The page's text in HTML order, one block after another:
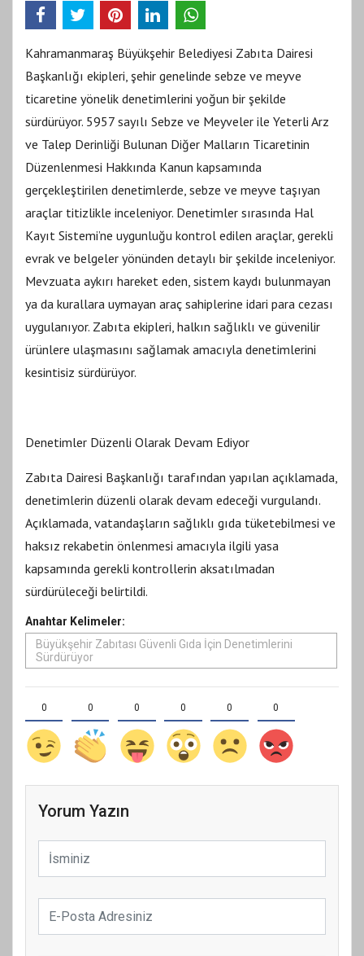
Kahramanmaraş Büyükşehir Belediyesi Zabıta Dairesi
Başkanlığı ekipleri, şehir genelinde sebze ve meyve
ticaretine yönelik denetimlerini yoğun bir şekilde
sürdürüyor. 5957 sayılı Sebze ve Meyveler ile Yeterli Arz
ve Talep Derinliği Bulunan Diğer Malların Ticaretinin
Düzenlenmesi Hakkında Kanun kapsamında
gerçekleştirilen denetimlerde, sebze ve meyve taşıyan
araçlar titizlikle inceleniyor. Denetimler sırasında Hal
Kayıt Sistemi’ne uygunluğu kontrol edilen araçlar, gerekli
evrak ve belgeler yönünden detaylı bir şekilde inceleniyor.
Mevzuata aykırı hareket eden, sistem kaydı bulunmayan
ya da kurallara uymayan araç sahiplerine idari para cezası
uygulanıyor. Zabıta ekipleri, halkın sağlıklı ve güvenilir
ürünlere ulaşmasını sağlamak amacıyla denetimlerini
kesintisiz sürdürüyor.
Denetimler Düzenli Olarak Devam Ediyor
Zabıta Dairesi Başkanlığı tarafından yapılan açıklamada,
denetimlerin düzenli olarak devam edeceği vurgulandı.
Açıklamada, vatandaşların sağlıklı gıda tüketebilmesi ve
haksız rekabetin önlenmesi amacıyla ilgili yasa
kapsamında gerekli kontrollerin aksatılmadan
sürdürüleceği belirtildi.
Anahtar Kelimeler:
Büyükşehir Zabıtası Güvenli Gıda İçin Denetimlerini
Sürdürüyor
0 0 0 0 0 0
Yorum Yazın